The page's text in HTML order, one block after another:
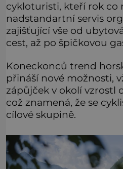
cykloturisti, kteří rok co
nadstandartní servis
zajišťující vše od
cest, až po špičkovou
Koneckonců trend
přináší nové možnosti,
zápůjček v okolí vzrostl
což znamená, že se
cílové skupině.